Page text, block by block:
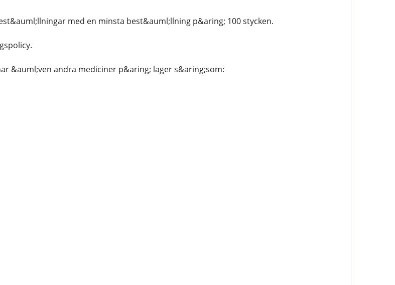
med en minsta best&auml;llning p&aring; 100 stycken.
&auml;ven andra mediciner p&aring; lager s&aring;som: